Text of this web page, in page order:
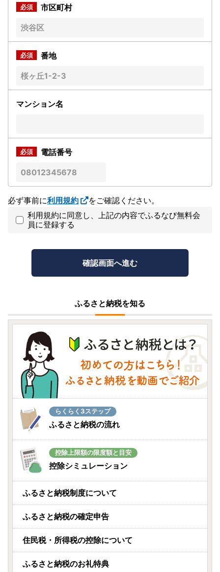
市区町村
番地
マンション名
電話番号
必ず事前に利用規約
をご確認ください。
利用規約に同意し、上記の内容でふるなび無料会
員に登録する
ふるさと納税を知る
らくらく3ステップ
ふるさと納税の流れ
控除上限額の限度額と目安
控除シミュレーション
ふるさと納税制度について
ふるさと納税の確定申告
住民税・所得税の控除について
ふるさと納税のお礼特典